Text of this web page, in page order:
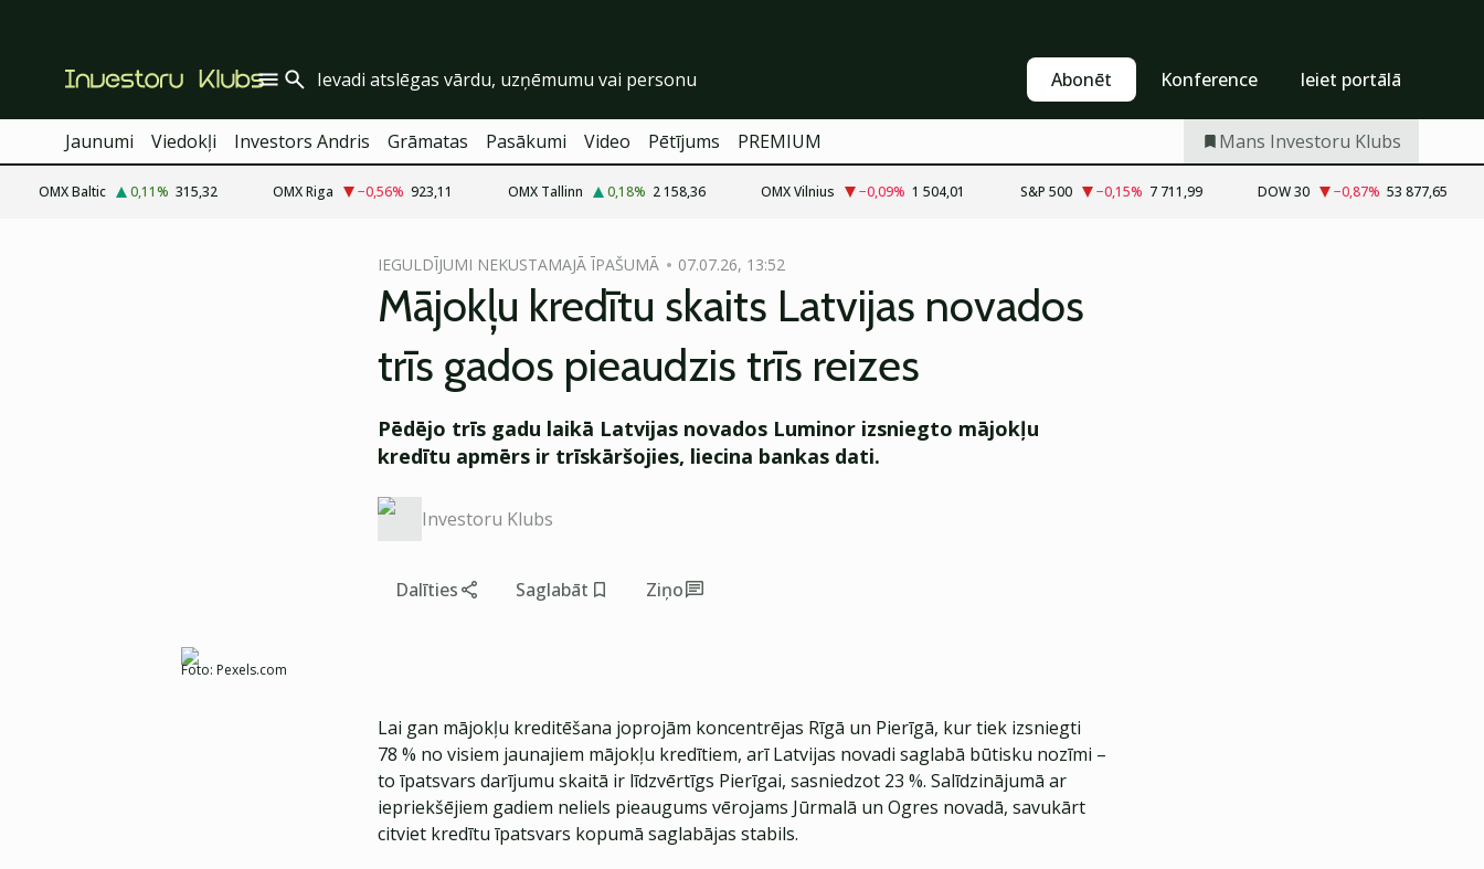
Abonēt Konference Ieiet portālā
Jaunumi Viedokļi Investors Andris Grāmatas Pasākumi Video Pētījums PREMIUM Mans Investoru Klubs
OMX Baltic 0,11% 315,32 OMX Riga −0,56% 923,11 OMX Tallinn 0,18% 2 158,36 OMX Vilnius −0,09% 1 504,01 S&P 500 −0,15% 7 711,99 DOW 30 −0,87% 53 877,65
IEGULDĪJUMI NEKUSTAMAJĀ ĪPAŠUMĀ 07.07.26, 13:52
Mājokļu kredītu skaits Latvijas novados
trīs gados pieaudzis trīs reizes
Pēdējo trīs gadu laikā Latvijas novados Luminor izsniegto mājokļu
kredītu apmērs ir trīskāršojies, liecina bankas dati.
Investoru Klubs
Dalīties Saglabāt Ziņo
Foto: Pexels.com
Lai gan mājokļu kreditēšana joprojām koncentrējas Rīgā un Pierīgā, kur tiek izsniegti
78 % no visiem jaunajiem mājokļu kredītiem, arī Latvijas novadi saglabā būtisku nozīmi –
to īpatsvars darījumu skaitā ir līdzvērtīgs Pierīgai, sasniedzot 23 %. Salīdzinājumā ar
iepriekšējiem gadiem neliels pieaugums vērojams Jūrmalā un Ogres novadā, savukārt
citviet kredītu īpatsvars kopumā saglabājas stabils.